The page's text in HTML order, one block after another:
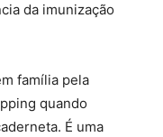
da imunização
família pela
quando
É uma